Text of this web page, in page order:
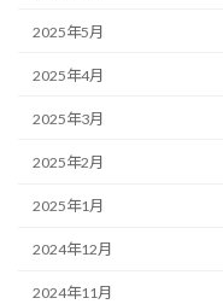
2025年5月
2025年4月
2025年3月
2025年2月
2025年1月
2024年12月
2024年11月